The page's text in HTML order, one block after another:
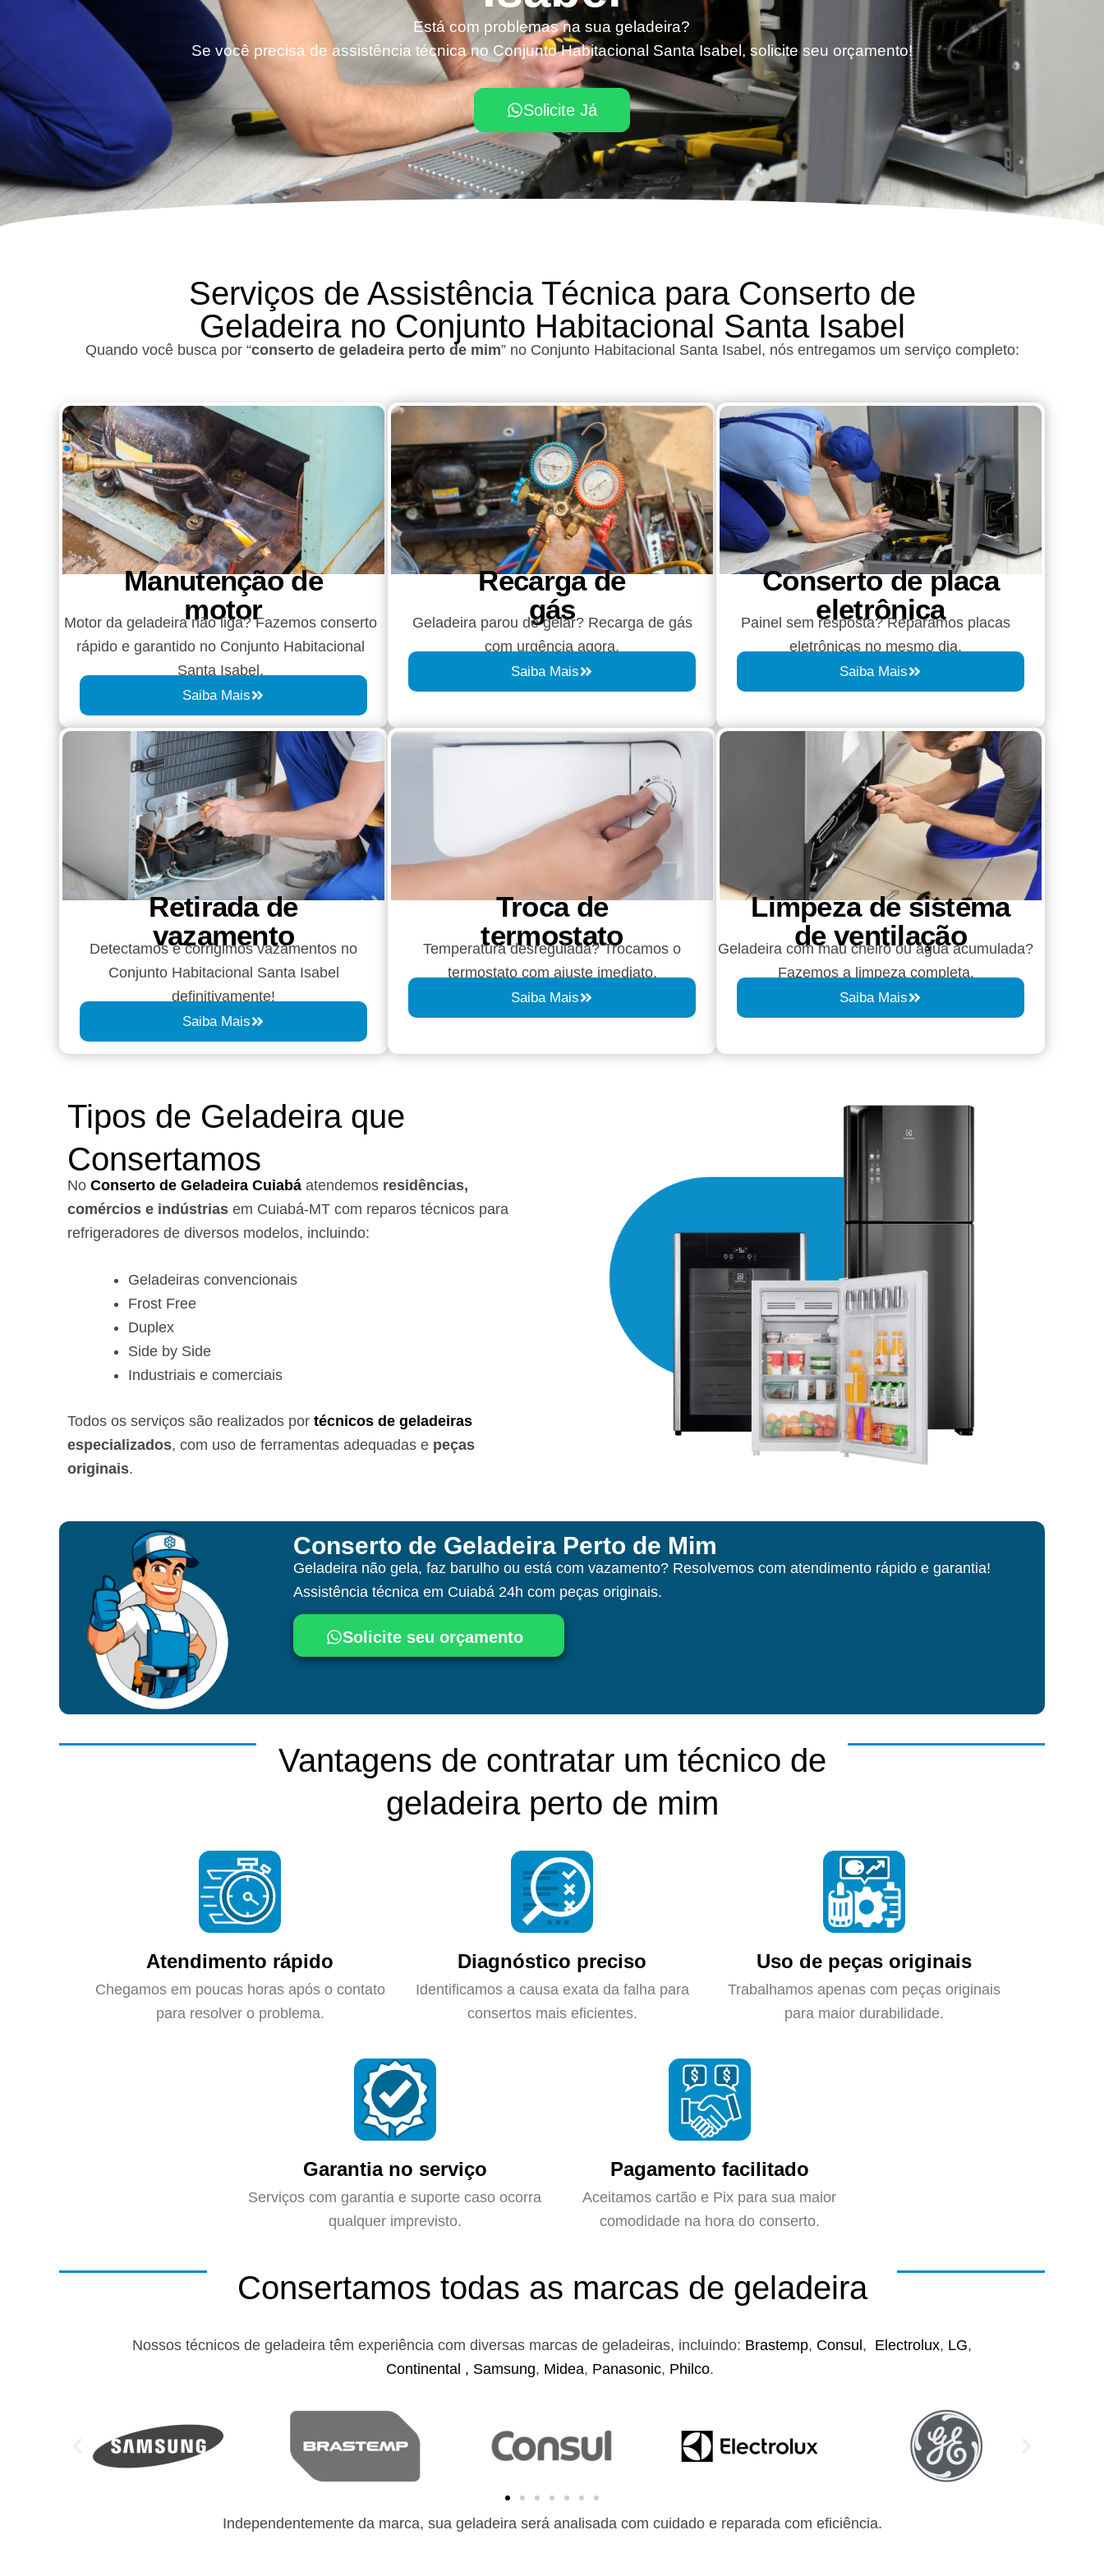
Está com problemas na sua geladeira?
Se você precisa de assistência técnica no Conjunto Habitacional Santa Isabel, solicite seu orçamento!
Solicite Já
Serviços de Assistência Técnica para Conserto de
Geladeira no Conjunto Habitacional Santa Isabel
Quando você busca por “conserto de geladeira perto de mim” no Conjunto Habitacional Santa Isabel, nós entregamos um serviço completo:
Manutenção de
motor
Motor da geladeira não liga? Fazemos conserto
rápido e garantido no Conjunto Habitacional
Santa Isabel.
Saiba Mais
Recarga de
gás
Geladeira parou de gelar? Recarga de gás
com urgência agora.
Saiba Mais
Conserto de placa
eletrônica
Painel sem resposta? Reparamos placas
eletrônicas no mesmo dia.
Saiba Mais
Retirada de
vazamento​​
Detectamos e corrigimos vazamentos no
Conjunto Habitacional Santa Isabel
definitivamente!
Saiba Mais
Troca de
termostato
Temperatura desregulada? Trocamos o
termostato com ajuste imediato.
Saiba Mais
Limpeza de sistema
de ventilação
Geladeira com mau cheiro ou água acumulada?
Fazemos a limpeza completa.
Saiba Mais
Tipos de Geladeira que
Consertamos
No Conserto de Geladeira Cuiabá atendemos residências,
comércios e indústrias em Cuiabá-MT com reparos técnicos para
refrigeradores de diversos modelos, incluindo:
Geladeiras convencionais
Frost Free
Duplex
Side by Side
Industriais e comerciais
Todos os serviços são realizados por técnicos de geladeiras
especializados, com uso de ferramentas adequadas e peças
originais.
Conserto de Geladeira Perto de Mim
Geladeira não gela, faz barulho ou está com vazamento? Resolvemos com atendimento rápido e garantia!
Assistência técnica em Cuiabá 24h com peças originais.
Solicite seu orçamento
Vantagens de contratar um técnico de
geladeira perto de mim
Atendimento rápido
Chegamos em poucas horas após o contato
para resolver o problema.
Diagnóstico preciso
Identificamos a causa exata da falha para
consertos mais eficientes.
Uso de peças originais
Trabalhamos apenas com peças originais
para maior durabilidade.
Garantia no serviço
Serviços com garantia e suporte caso ocorra
qualquer imprevisto.
Pagamento facilitado
Aceitamos cartão e Pix para sua maior
comodidade na hora do conserto.
Consertamos todas as marcas de geladeira
Nossos técnicos de geladeira têm experiência com diversas marcas de geladeiras, incluindo: Brastemp, Consul , Electrolux, LG,
Continental , Samsung, Midea, Panasonic, Philco.
Independentemente da marca, sua geladeira será analisada com cuidado e reparada com eficiência.